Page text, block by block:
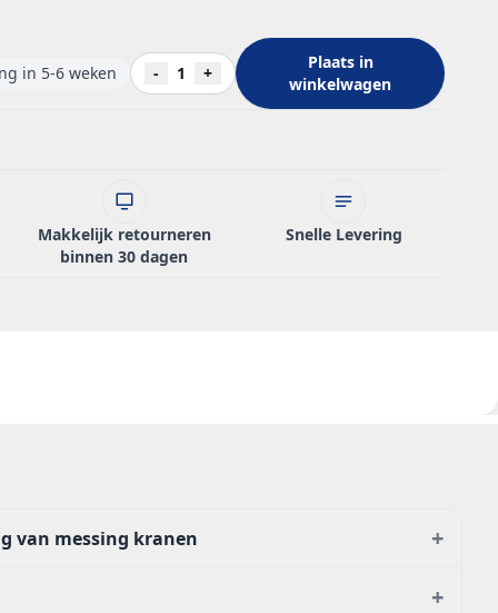
in 5-6 weken - 1 +
Plaats in
winkelwagen
Makkelijk retourneren
binnen 30 dagen
Snelle Levering
van messing kranen +
+